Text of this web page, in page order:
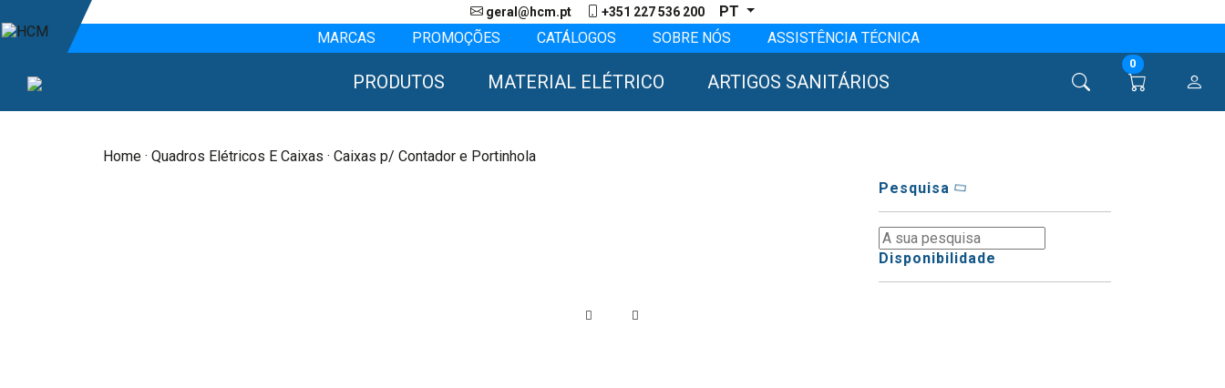
geral@hcm.pt +351 227 536 200
PT
MARCAS
PROMOÇÕES CATÁLOGOS SOBRE NÓS ASSISTÊNCIA TÉCNICA
PRODUTOS MATERIAL ELÉTRICO ARTIGOS SANITÁRIOS
0
Home· Quadros Elétricos E Caixas · Caixas p/ Contador e Portinhola
Pesquisa
Disponibilidade